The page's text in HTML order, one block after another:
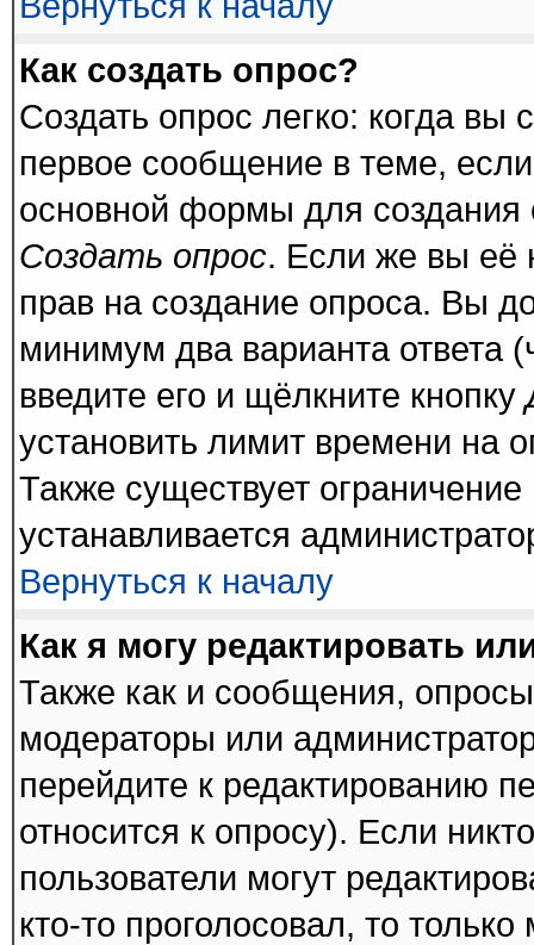
Как создать опрос?
Создать опрос легко: когда вы
первое сообщение в теме,
основной формы для
Создать опрос. Если же вы её
прав на создание опроса. Вы
минимум два варианта ответа
введите его и щёлкните кнопку
установить лимит времени на
Также существует
устанавливается
Вернуться к началу
Как я могу редактировать
Также как и сообщения,
модераторы или
перейдите к редактированию
относится к опросу). Если
пользователи могут
кто-то проголосовал, то